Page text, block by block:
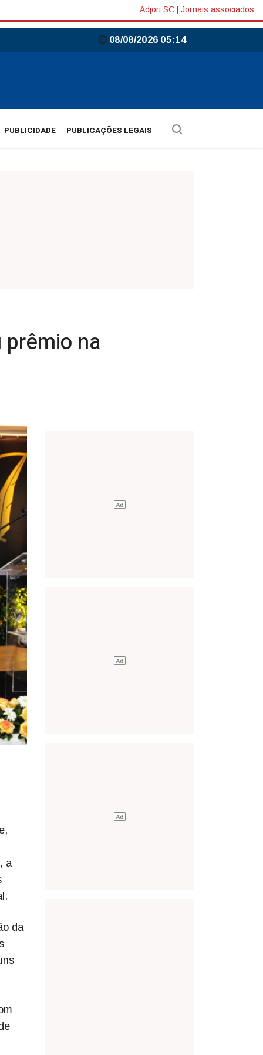
Adjori SC Jornais associados
08/08/2026 05:14
PUBLICIDADE PUBLICAÇÕES LEGAIS
na
a
da